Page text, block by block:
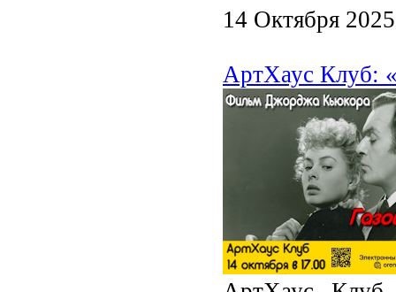
14 Октября 2025
АртХаус Клуб: